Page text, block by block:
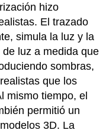
hizo
El trazado
simula la luz y la
luz a medida que
sombras,
que los
mismo tiempo, el
permitió un
3D. La